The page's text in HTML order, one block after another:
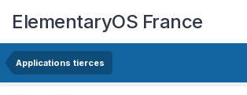
ElementaryOS France
Applications tierces